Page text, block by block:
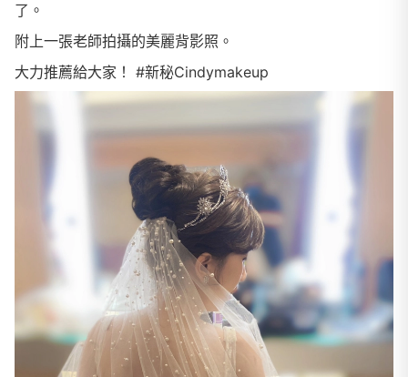
了。
附上一張老師拍攝的美麗背影照。
大力推薦給大家！ #新秘Cindymakeup